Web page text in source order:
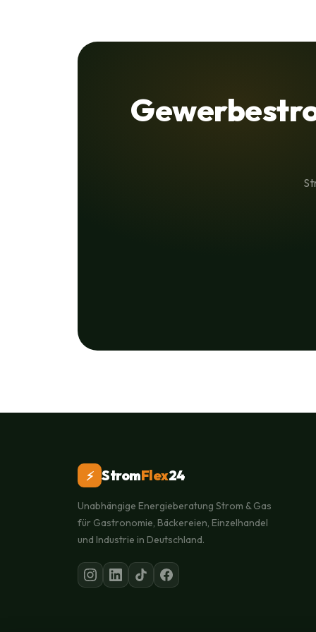
⚡ StromFlex24
Unabhängige Energieberatung Strom & Gas
für Gastronomie, Bäckereien, Einzelhandel
und Industrie in Deutschland.